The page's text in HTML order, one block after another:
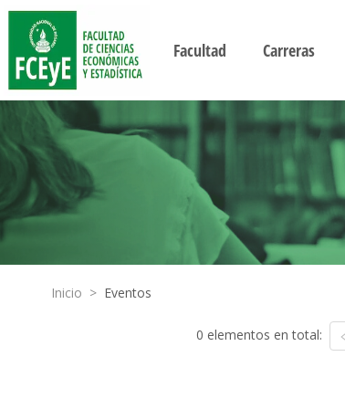
Facultad Carreras
Inicio > Eventos
0 elementos en total: